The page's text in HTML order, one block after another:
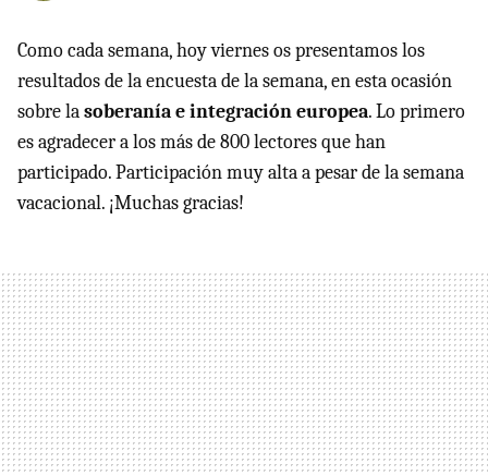
Como cada semana, hoy viernes os presentamos los
resultados de la encuesta de la semana, en esta ocasión
sobre lasoberanía e integración europea. Lo primero
es agradecer a los más de 800 lectores que han
participado. Participación muy alta a pesar de la semana
vacacional. ¡Muchas gracias!